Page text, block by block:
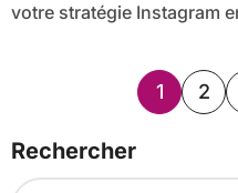
votre stratégie Instagram
1 2
Rechercher